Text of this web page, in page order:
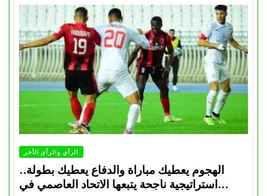
الرأي والرأي الأخر
الهجوم يعطيك مباراة والدفاع يعطيك بطولة..
استراتيجية ناجحة يتبعها الاتحاد العاصمي في